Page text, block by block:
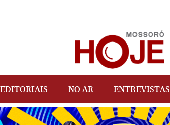
EDITORIAIS NO AR ENTREVISTAS